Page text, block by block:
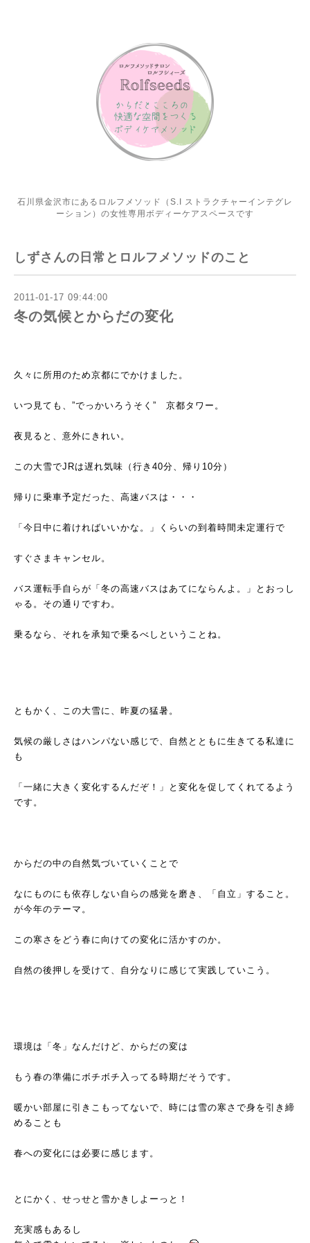
石川県金沢市にあるロルフメソッド（S.I ストラクチャーインテグレ
ーション）の女性専用ボディーケアスペースです
しずさんの日常とロルフメソッドのこと
2011-01-17 09:44:00
冬の気候とからだの変化
久々に所用のため京都にでかけました。
いつ見ても、”でっかいろうそく” 京都タワー。
夜見ると、意外にきれい。
この大雪でJRは遅れ気味（行き40分、帰り10分）
帰りに乗車予定だった、高速バスは・・・
「今日中に着ければいいかな。」くらいの到着時間未定運行で
すぐさまキャンセル。
バス運転手自らが「冬の高速バスはあてにならんよ。」とおっし
ゃる。その通りですわ。
乗るなら、それを承知で乗るべしということね。
ともかく、この大雪に、昨夏の猛暑。
気候の厳しさはハンパない感じで、自然とともに生きてる私達に
も
「一緒に大きく変化するんだぞ！」と変化を促してくれてるよう
です。
からだの中の自然気づいていくことで
なにものにも依存しない自らの感覚を磨き、「自立」すること。
が今年のテーマ。
この寒さをどう春に向けての変化に活かすのか。
自然の後押しを受けて、自分なりに感じて実践していこう。
環境は「冬」なんだけど、からだの変は
もう春の準備にボチボチ入ってる時期だそうです。
暖かい部屋に引きこもってないで、時には雪の寒さで身を引き締
めることも
春への変化には必要に感じます。
とにかく、せっせと雪かきしよーっと！
充実感もあるし